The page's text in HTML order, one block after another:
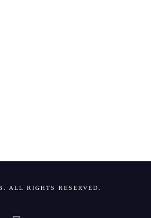
ALL RIGHTS RESERVED.